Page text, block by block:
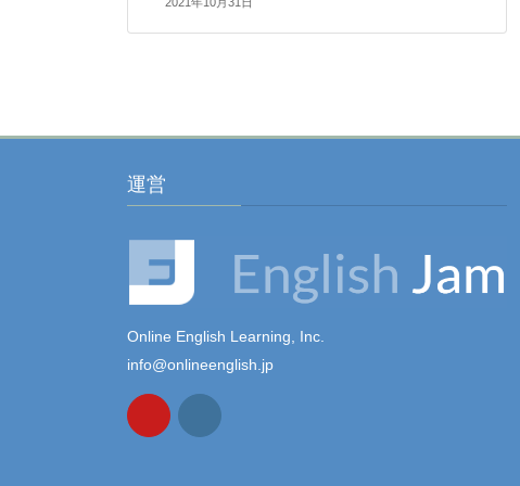
運営
Online English Learning, Inc.
info@onlineenglish.jp